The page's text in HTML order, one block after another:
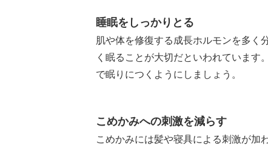
睡眠をしっかりとる
肌や体を修復する成長ホルモンを多く
く眠ることが大切だといわれていま
で眠りにつくようにしましょう。
こめかみへの刺激を減らす
こめかみには髪や寝具による刺激が加